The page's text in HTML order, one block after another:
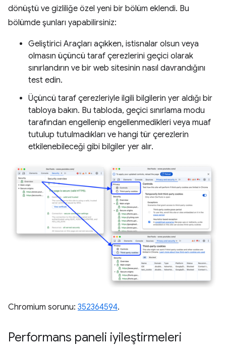
dönüştü ve gizliliğe özel yeni bir bölüm eklendi. Bu
bölümde şunları yapabilirsiniz:
Geliştirici Araçları açıkken, istisnalar olsun veya
olmasın üçüncü taraf çerezlerini geçici olarak
sınırlandırın ve bir web sitesinin nasıl davrandığını
test edin.
Üçüncü taraf çerezleriyle ilgili bilgilerin yer aldığı bir
tabloya bakın. Bu tabloda, geçici sınırlama modu
tarafından engellenip engellenmedikleri veya muaf
tutulup tutulmadıkları ve hangi tür çerezlerin
etkilenebileceği gibi bilgiler yer alır.
Chromium sorunu: 352364594.
Performans paneli iyileştirmeleri